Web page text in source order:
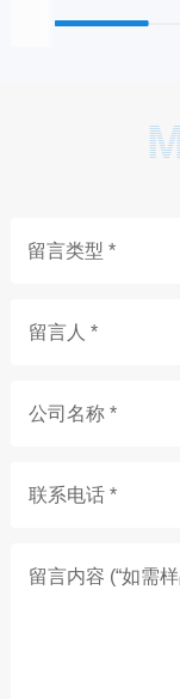
留言人 *
公司名称 *
联系电话 *
留言内容 (“如需